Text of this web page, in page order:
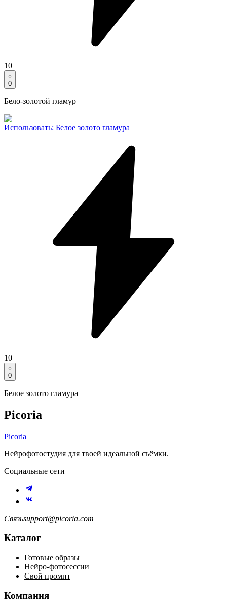
10
0
Бело-золотой гламур
Использовать: Белое золото гламура
10
0
Белое золото гламура
Picoria
Picoria
Нейрофотостудия для твоей идеальной съёмки.
Социальные сети
Связьsupport@picoria.com
Каталог
Готовые образы
Нейро-фотосессии
Свой промпт
Компания